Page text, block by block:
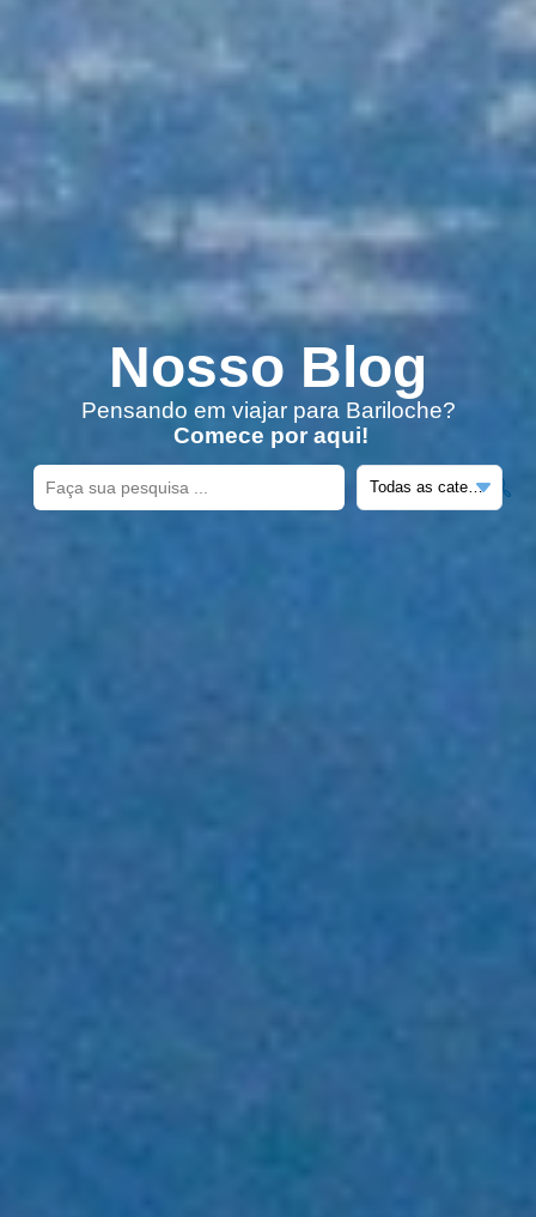
Nosso Blog
Pensando em viajar para Bariloche?
Comece por aqui!